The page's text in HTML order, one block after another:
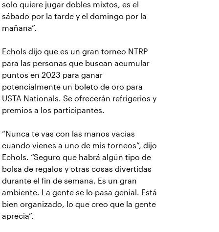
solo quiere jugar dobles mixtos, es el
sábado por la tarde y el domingo por la
mañana”.
Echols dijo que es un gran torneo NTRP
para las personas que buscan acumular
puntos en 2023 para ganar
potencialmente un boleto de oro para
USTA Nationals. Se ofrecerán refrigerios y
premios a los participantes.
“Nunca te vas con las manos vacías
cuando vienes a uno de mis torneos”, dijo
Echols. “Seguro que habrá algún tipo de
bolsa de regalos y otras cosas divertidas
durante el fin de semana. Es un gran
ambiente. La gente se lo pasa genial. Está
bien organizado, lo que creo que la gente
aprecia”.